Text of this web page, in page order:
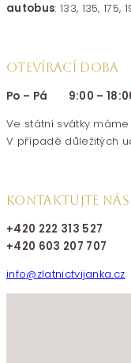
autobus: 133, 135,
OTEVÍRACÍ DOBA
Po – Pá 9:00 –
Ve státní svátky
V případě důležitých
KONTAKTUJTE NÁS
+420 222 313 527
+420 603 207 707
info@zlatnictvijanka.cz